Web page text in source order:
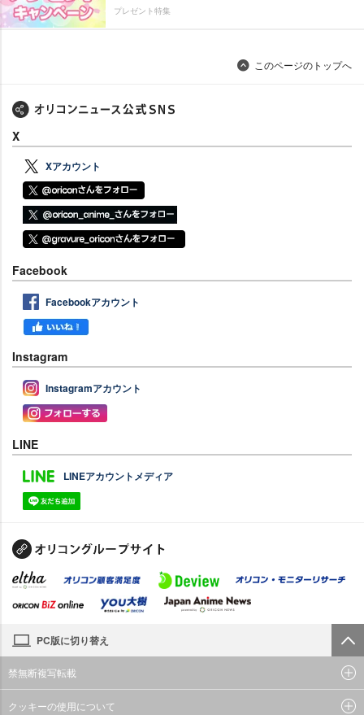
プレゼント特集
このページのトップへ
X
Xアカウント
Facebook
Facebookアカウント
Instagram
Instagramアカウント
LINE
LINEアカウントメディア
PC版に切り替え
禁無断複写転載
クッキーの使用について